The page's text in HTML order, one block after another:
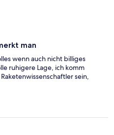
man
wenn auch nicht billiges
ruhigere Lage, ich komm
sein,